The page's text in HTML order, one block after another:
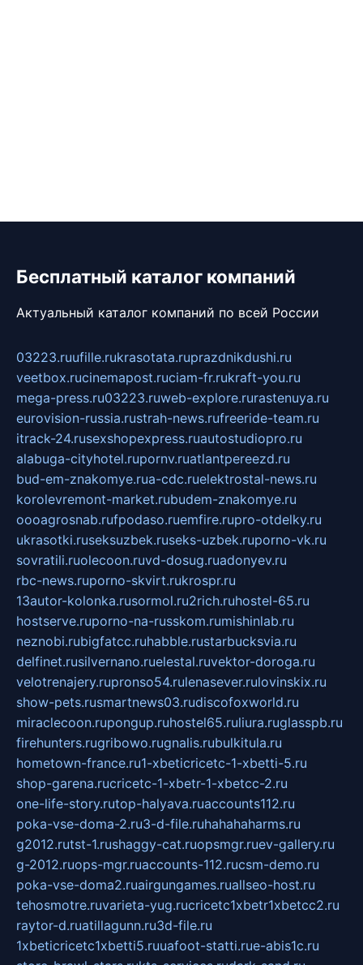
Бесплатный каталог компаний
Актуальный каталог компаний по всей России
03223.ruufille.rukrasotata.ruprazdnikdushi.ru
veetbox.rucinemapost.ruciam-fr.rukraft-you.ru
mega-press.ru03223.ruweb-explore.rurastenuya.ru
eurovision-russia.rustrah-news.rufreeride-team.ru
itrack-24.rusexshopexpress.ruautostudiopro.ru
alabuga-cityhotel.rupornv.ruatlantpereezd.ru
bud-em-znakomye.rua-cdc.ruelektrostal-news.ru
korolevremont-market.rubudem-znakomye.ru
oooagrosnab.rufpodaso.ruemfire.rupro-otdelky.ru
ukrasotki.ruseksuzbek.ruseks-uzbek.ruporno-vk.ru
sovratili.ruolecoon.ruvd-dosug.ruadonyev.ru
rbc-news.ruporno-skvirt.rukrospr.ru
13autor-kolonka.rusormol.ru2rich.ruhostel-65.ru
hostserve.ruporno-na-russkom.rumishinlab.ru
neznobi.rubigfatcc.ruhabble.rustarbucksvia.ru
delfinet.rusilvernano.ruelestal.ruvektor-doroga.ru
velotrenajery.rupronso54.rulenasever.rulovinskix.ru
show-pets.rusmartnews03.rudiscofoxworld.ru
miraclecoon.rupongup.ruhostel65.ruliura.ruglasspb.ru
firehunters.rugribowo.rugnalis.rubulkitula.ru
hometown-france.ru1-xbeticricetc-1-xbetti-5.ru
shop-garena.rucricetc-1-xbetr-1-xbetcc-2.ru
one-life-story.rutop-halyava.ruaccounts112.ru
poka-vse-doma-2.ru3-d-file.ruhahahaharms.ru
g2012.rutst-1.rushaggy-cat.ruopsmgr.ruev-gallery.ru
g-2012.ruops-mgr.ruaccounts-112.rucsm-demo.ru
poka-vse-doma2.ruairgungames.ruallseo-host.ru
tehosmotre.ruvarieta-yug.rucricetc1xbetr1xbetcc2.ru
raytor-d.ruatillagunn.ru3d-file.ru
1xbeticricetc1xbetti5.ruuafoot-statti.rue-abis1c.ru